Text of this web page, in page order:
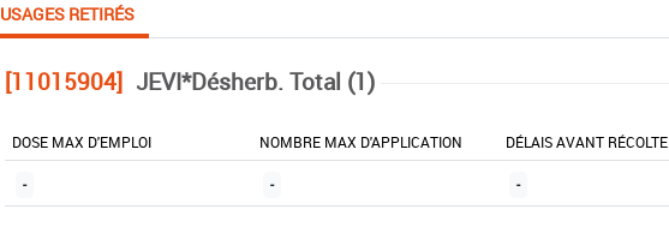
USAGES RETIRÉS
[11015904] JEVI*Désherb. Total (1)
DOSE MAX D'EMPLOI NOMBRE MAX D'APPLICATION DÉLAIS AVANT RÉCOLTE
- - -